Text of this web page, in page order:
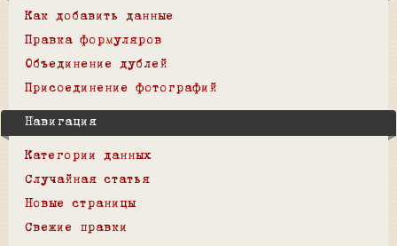
Как добавить данные
Правка формуляров
Объединение дублей
Присоединение фотографий
Навигация
Категории данных
Случайная статья
Новые страницы
Свежие правки